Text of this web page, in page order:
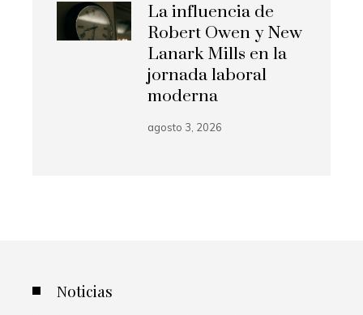
La influencia de
Robert Owen y New
Lanark Mills en la
jornada laboral
moderna
agosto 3, 2026
Noticias